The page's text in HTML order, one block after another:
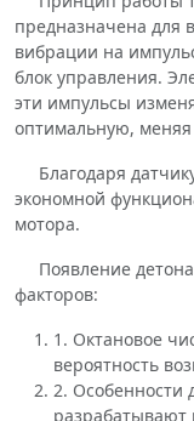
предназначена для
вибрации на
блок управления.
эти импульсы
оптимальную,
Благодаря
экономной
мотора.
Появление
факторов:
1. Октановое
вероятность
2. Особенности